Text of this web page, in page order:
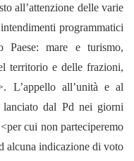
all’attenzione delle varie
programmatici
Paese: mare e turismo,
territorio e delle frazioni,
L’appello all’unità e al
lanciato dal Pd nei giorni
cui non parteciperemo
alcuna indicazione di voto